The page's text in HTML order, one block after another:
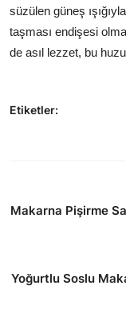
süzülen güneş
taşması endişesi
de asıl lezzet, bu
Etiketler:
Makarna Pişirme
Yoğurtlu Soslu